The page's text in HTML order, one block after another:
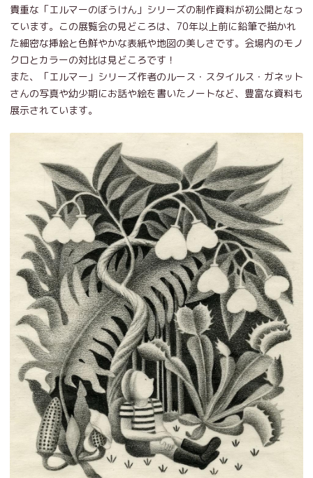
貴重な「エルマーのぼうけん」シリーズの制作資料が初公開となっ
ています。この展覧会の見どころは、70年以上前に鉛筆で描かれ
た細密な挿絵と色鮮やかな表紙や地図の美しさです。会場内のモノ
クロとカラーの対比は見どころです！
また、「エルマー」シリーズ作者のルース・スタイルス・ガネット
さんの写真や幼少期にお話や絵を書いたノートなど、豊富な資料も
展示されています。